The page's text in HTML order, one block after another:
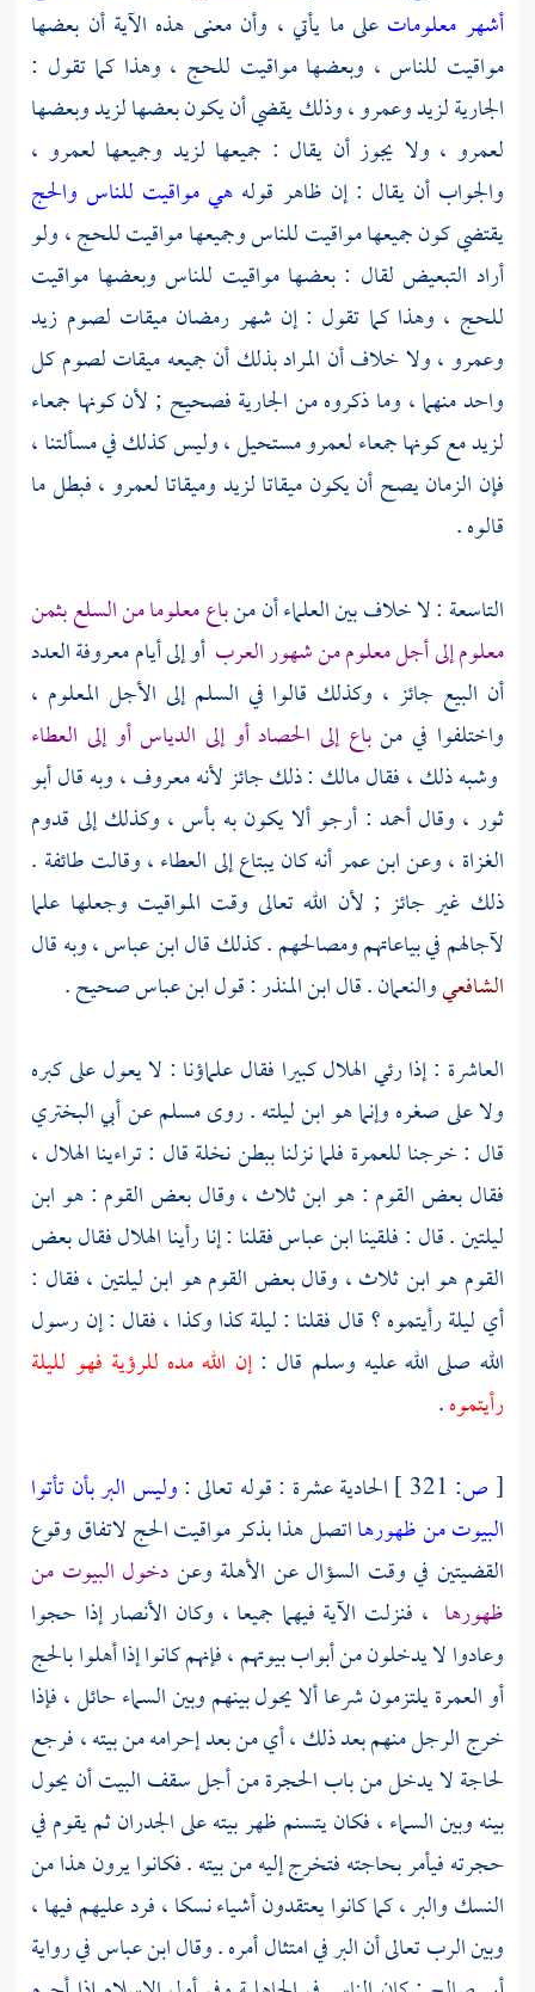
أشهر معلوماتعلى ما يأتي ، وأن معنى هذه الآية أن بعضها
مواقيت للناس ، وبعضها مواقيت للحج ، وهذا كما تقول :
الجارية لزيد وعمرو ، وذلك يقضي أن يكون بعضها لزيد وبعضها
لعمرو ، ولا يجوز أن يقال : جميعها لزيد وجميعها لعمرو ،
والجواب أن يقال : إن ظاهر قوله هي مواقيت للناس والحج
يقتضي كون جميعها مواقيت للناس وجميعها مواقيت للحج ، ولو
أراد التبعيض لقال : بعضها مواقيت للناس وبعضها مواقيت
للحج ، وهذا كما تقول : إن شهر رمضان ميقات لصوم زيد
وعمرو ، ولا خلاف أن المراد بذلك أن جميعه ميقات لصوم كل
واحد منهما ، وما ذكروه من الجارية فصحيح ; لأن كونها جمعاء
لزيد مع كونها جمعاء لعمرو مستحيل ، وليس كذلك في مسألتنا ،
فإن الزمان يصح أن يكون ميقاتا لزيد وميقاتا لعمرو ، فبطل ما
قالوه .
التاسعة : لا خلاف بين العلماء أن منباع معلوما من السلع بثمن
معلوم إلى أجل معلوم من شهور العرب أو إلى أيام معروفة العدد
أن البيع جائز ، وكذلك قالوا في السلم إلى الأجل المعلوم ،
واختلفوا في منباع إلى الحصاد أو إلى الدياس أو إلى العطاء
وشبه ذلك ، فقالمالك : ذلك جائز لأنه معروف ، وبه قالأبو
ثور ، وقالأحمد : أرجو ألا يكون به بأس ، وكذلك إلى قدوم
الغزاة ، وعنابن عمرأنه كان يبتاع إلى العطاء ، وقالت طائفة .
ذلك غير جائز ; لأن الله تعالى وقت المواقيت وجعلها علما
لآجالهم في بياعاتهم ومصالحهم . كذلك قالابن عباس، وبه قال
الشافعيوالنعمان. قالابن المنذر: قولابن عباسصحيح .
العاشرة : إذا رئي الهلال كبيرا فقال علماؤنا : لا يعول على كبره
ولا على صغره وإنما هو ابن ليلته . روىمسلمعنأبي البختري
قال : خرجنا للعمرة فلما نزلنا ببطن نخلة قال : تراءينا الهلال ،
فقال بعض القوم : هو ابن ثلاث ، وقال بعض القوم : هو ابن
ليلتين . قال : فلقيناابن عباسفقلنا : إنا رأينا الهلال فقال بعض
القوم هو ابن ثلاث ، وقال بعض القوم هو ابن ليلتين ، فقال :
أي ليلة رأيتموه ؟ قال فقلنا : ليلة كذا وكذا ، فقال : إن رسول
الله صلى الله عليه وسلم قال :إن الله مده للرؤية فهو لليلة
رأيتموه.
[ص: الحادية عشرة : قوله تعالى :وليس البر بأن تأتوا
البيوت من ظهورهااتصل هذا بذكر مواقيت الحج لاتفاق وقوع
القضيتين في وقت السؤال عن الأهلة وعندخول البيوت من
ظهورها ، فنزلت الآية فيهما جميعا ، وكان الأنصارإذا حجوا
وعادوا لا يدخلون من أبواب بيوتهم ، فإنهم كانوا إذا أهلوا بالحج
أو العمرة يلتزمون شرعا ألا يحول بينهم وبين السماء حائل ، فإذا
خرج الرجل منهم بعد ذلك ، أي من بعد إحرامه من بيته ، فرجع
لحاجة لا يدخل من باب الحجرة من أجل سقف البيت أن يحول
بينه وبين السماء ، فكان يتسنم ظهر بيته على الجدران ثم يقوم في
حجرته فيأمر بحاجته فتخرج إليه من بيته . فكانوا يرون هذا من
النسك والبر ، كما كانوا يعتقدون أشياء نسكا ، فرد عليهم فيها ،
وبين الرب تعالى أن البر في امتثال أمره . وقالابن عباسفي رواية